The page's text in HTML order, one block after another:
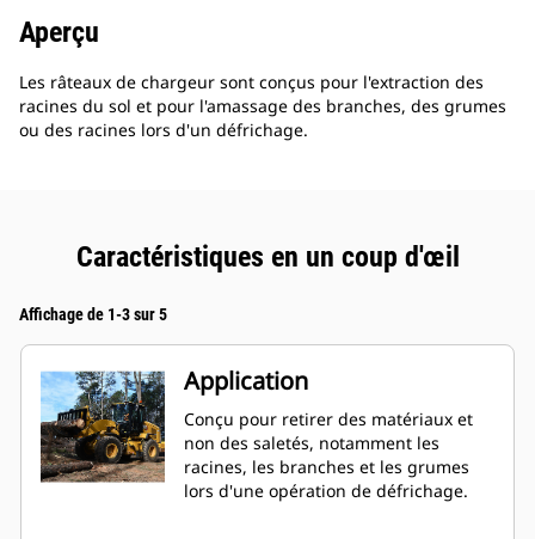
Aperçu
Les râteaux de chargeur sont conçus pour l'extraction des
racines du sol et pour l'amassage des branches, des grumes
ou des racines lors d'un défrichage.
Caractéristiques en un coup d'œil
Affichage de 1-3 sur 5
Application
Conçu pour retirer des matériaux et
non des saletés, notamment les
racines, les branches et les grumes
lors d'une opération de défrichage.